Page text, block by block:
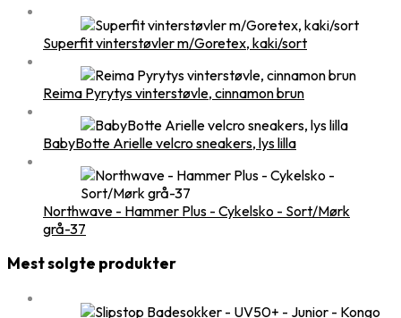
Superfit vinterstøvler m/Goretex, kaki/sort
Reima Pyrytys vinterstøvle, cinnamon brun
BabyBotte Arielle velcro sneakers, lys lilla
Northwave - Hammer Plus - Cykelsko - Sort/Mørk
grå-37
Mest solgte produkter